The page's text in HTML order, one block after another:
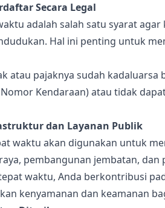
Secara Legal
adalah salah satu syarat
Hal ini penting untuk
atau pajaknya sudah
Kendaraan) atau tidak
dan Layanan Publik
waktu akan digunakan untuk
pembangunan jembatan,
waktu, Anda berkontribusi
kenyamanan dan keamanan